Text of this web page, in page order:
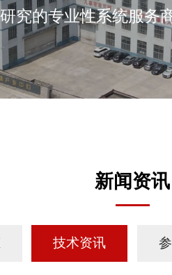
究的专业性系统服务
新闻资讯
技术资讯